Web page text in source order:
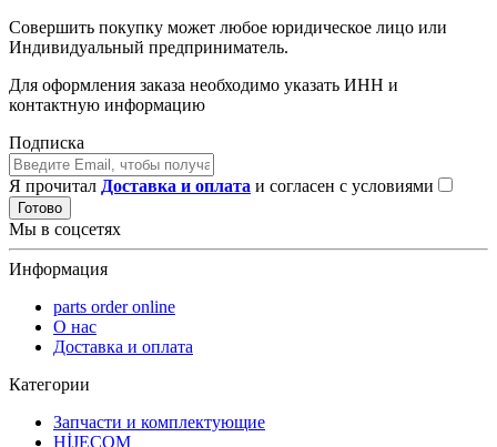
Совершить покупку может любое юридическое лицо или
Индивидуальный предприниматель.
Для оформления заказа необходимо указать ИНН и
контактную информацию
Подписка
Я прочитал Доставка и оплата и согласен с условиями
Готово
Мы в соцсетях
Информация
parts order onlinе
О нас
Доставка и оплата
Категории
Запчасти и комплектующие
HİJECOM